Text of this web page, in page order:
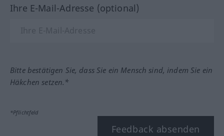
Ihre E-Mail-Adresse (optional)
Bitte bestätigen Sie, dass Sie ein Mensch sind, indem Sie ein
Häkchen setzen.*
*Pflichtfeld
Feedback absenden